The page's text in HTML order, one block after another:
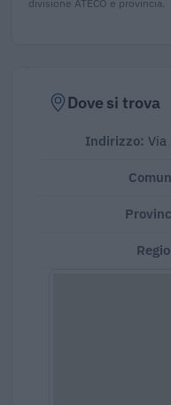
Dove si trova
Indirizzo: Via